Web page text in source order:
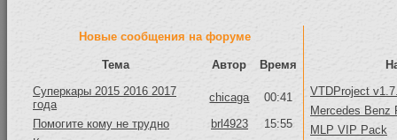
Новые сообщения на форуме
Тема Автор
Время
Суперкары 2015 2016 2017
года
chicaga
00:41
Помогите кому не трудно
brl4923
15:55
VTDProject
Mercedes Benz
MLP VIP Pack